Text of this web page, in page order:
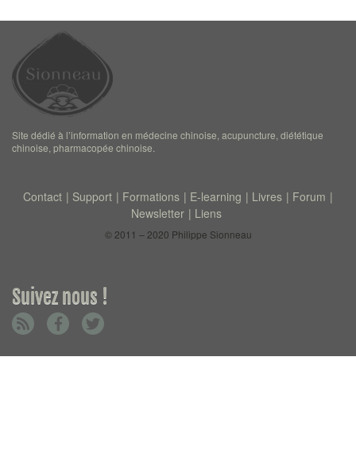
Site dédié à l’information en médecine chinoise, acupuncture, diététique
chinoise, pharmacopée chinoise.
Contact Support Formations E-learning Livres
Forum
Newsletter
Liens
© 2011 – 2020 Philippe Sionneau
Suivez nous !